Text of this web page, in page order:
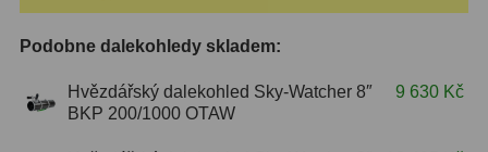
ZOOM12
ED a Flat Field12
Podobne dalekohledy skladem:
Hvězdářský dalekohled Sky-Watcher 8″
BKP 200/1000 OTAW
9 630 Kč